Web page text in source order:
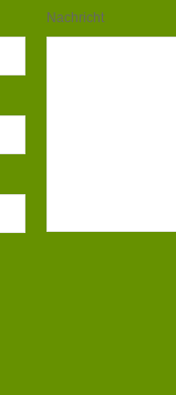
Nachricht